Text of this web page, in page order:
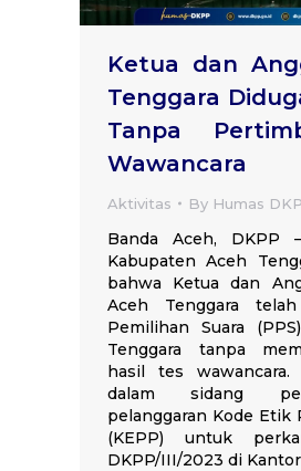
Ketua dan
Tenggara
Tanpa
Wawancara
Aktivitas By Humas
Banda Aceh, DKPP
Kabupaten Aceh
bahwa Ketua dan
Aceh Tenggara
Pemilihan Suara
Tenggara tanpa
hasil tes
dalam sidang
pelanggaran Kode Etik
(KEPP) untuk
DKPP/III/2023 di